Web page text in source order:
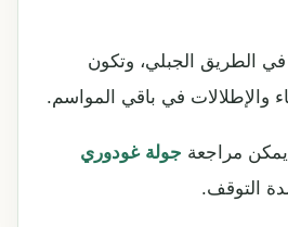
الطريق الجبلي، وتكون
والإطلالات في باقي المواسم.
يمكن مراجعة جولة غودوري
التوقف.